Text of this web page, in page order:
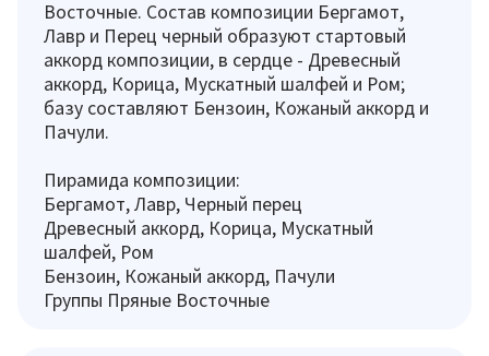
Восточные. Состав композиции Бергамот,
Лавр и Перец черный образуют стартовый
аккорд композиции, в сердце - Древесный
аккорд, Корица, Мускатный шалфей и Ром;
базу составляют Бензоин, Кожаный аккорд и
Пачули.
Пирамида композиции:
Бергамот, Лавр, Черный перец
Древесный аккорд, Корица, Мускатный
шалфей, Ром
Бензоин, Кожаный аккорд, Пачули
Группы Пряные Восточные